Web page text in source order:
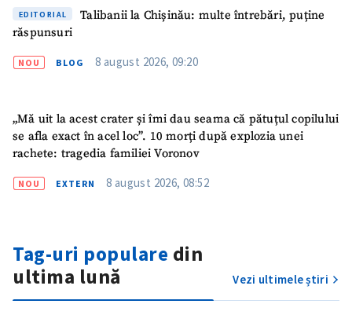
EDITORIAL
Talibanii la Chișinău: multe întrebări, puține
răspunsuri
NOU BLOG 8 august 2026, 09:20
„Mă uit la acest crater și îmi dau seama că pătuțul copilului
se afla exact în acel loc”. 10 morți după explozia unei
rachete: tragedia familiei Voronov
NOU EXTERN 8 august 2026, 08:52
Tag-uri populare din
ultima lună
Vezi ultimele știri
Mesajul știrei
+ Mesajul știrei
CONTACT SURSĂ
Nume+ Numele meu
Am citit și sunt de
acord cu
confidențialitate